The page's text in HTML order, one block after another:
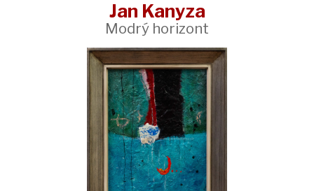
Jan Kanyza
Modrý horizont